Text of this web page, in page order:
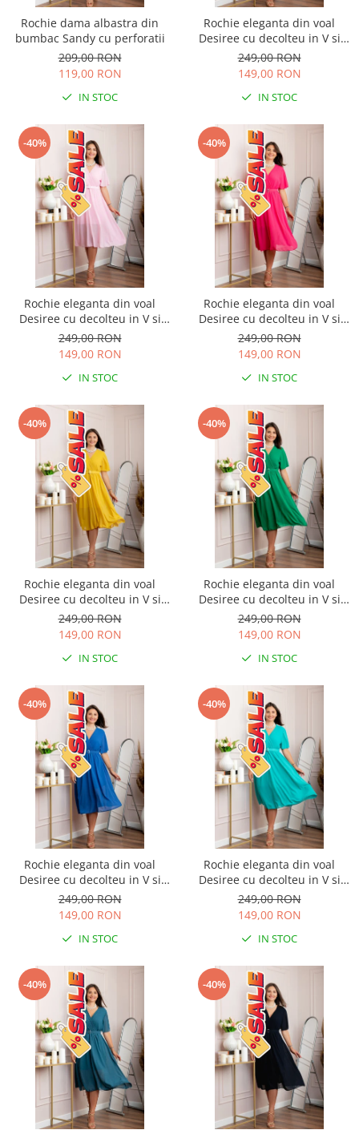
Rochie dama albastra din
bumbac Sandy cu perforatii
209,00 RON
119,00 RON
IN STOC
Rochie eleganta din voal
Desiree cu decolteu in V si
curea - Grena
249,00 RON
149,00 RON
IN STOC
-40%
Rochie eleganta din voal
Desiree cu decolteu in V si
curea - Roz pastel
249,00 RON
149,00 RON
IN STOC
-40%
Rochie eleganta din voal
Desiree cu decolteu in V si
curea - Ciclam
249,00 RON
149,00 RON
IN STOC
-40%
Rochie eleganta din voal
Desiree cu decolteu in V si
curea - Galben
249,00 RON
149,00 RON
IN STOC
-40%
Rochie eleganta din voal
Desiree cu decolteu in V si
curea - Verde smarald
249,00 RON
149,00 RON
IN STOC
-40%
Rochie eleganta din voal
Desiree cu decolteu in V si
curea - Albastru regal
249,00 RON
149,00 RON
IN STOC
-40%
Rochie eleganta din voal
Desiree cu decolteu in V si
curea - Turcoaz aqua
249,00 RON
149,00 RON
IN STOC
-40% -40%